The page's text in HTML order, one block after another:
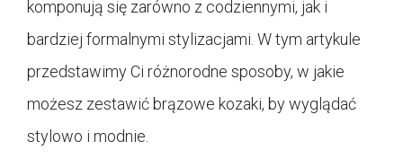
komponują się zarówno z codziennymi, jak i
bardziej formalnymi stylizacjami. W tym artykule
przedstawimy Ci różnorodne sposoby, w jakie
możesz zestawić brązowe kozaki, by wyglądać
stylowo i modnie.